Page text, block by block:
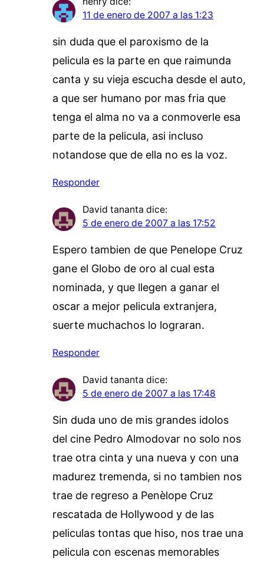
11 de enero de 2007 a las 1:23
sin duda que el paroxismo de la
pelicula es la parte en que raimunda
canta y su vieja escucha desde el auto,
a que ser humano por mas fria que
tenga el alma no va a conmoverle esa
parte de la pelicula, asi incluso
notandose que de ella no es la voz.
Responder
David tananta dice:
5 de enero de 2007 a las 17:52
Espero tambien de que Penelope Cruz
gane el Globo de oro al cual esta
nominada, y que llegen a ganar el
oscar a mejor pelicula extranjera,
suerte muchachos lo lograran.
Responder
David tananta dice:
5 de enero de 2007 a las 17:48
Sin duda uno de mis grandes idolos
del cine Pedro Almodovar no solo nos
trae otra cinta y una nueva y con una
madurez tremenda, si no tambien nos
trae de regreso a Penèlope Cruz
rescatada de Hollywood y de las
peliculas tontas que hiso, nos trae una
pelicula con escenas memorables